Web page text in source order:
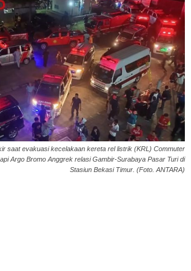
saat evakuasi kecelakaan kereta rel listrik (KRL) Commuter
Argo Bromo Anggrek relasi Gambir-Surabaya Pasar Turi di
Stasiun Bekasi Timur. (Foto. ANTARA)